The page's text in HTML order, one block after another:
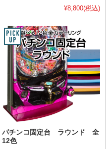
¥8,800(税込)
パチンコ固定台 ラウンド 全
12色